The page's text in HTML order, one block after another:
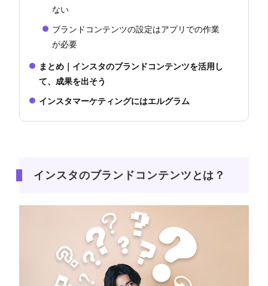
ない
ブランドコンテンツの設定はアプリでの作業
が必要
まとめ｜インスタのブランドコンテンツを活用し
て、成果を出そう
インスタマーケティングにはエルグラム
インスタのブランドコンテンツとは？